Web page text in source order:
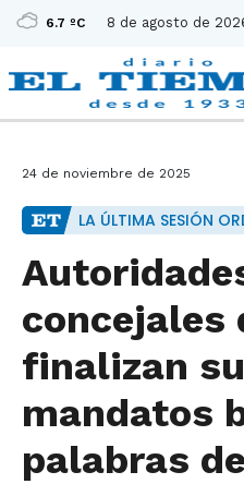
6.7 ºC 8 de agosto de
24 de noviembre de 2025
LA ÚLTIMA SESIÓN
concejales
finalizan
mandatos
palabras